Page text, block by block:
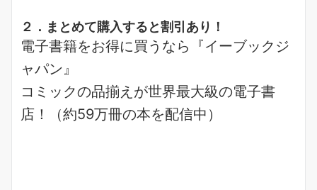
２．まとめて購入すると割引あり！
電子書籍をお得に買うなら『イーブックジ
ャパン』
コミックの品揃えが世界最大級の電子書
店！（約59万冊の本を配信中）